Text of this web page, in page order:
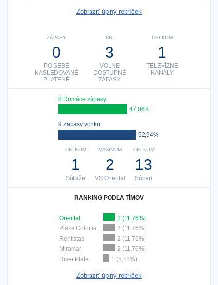
Zobraziť úplný rebríček
CELKOM
1
TELEVÍZNE
KANÁLY
DNI
3
VOĽNE
DOSTUPNÉ
ZÁPASY
ZÁPASY
0
PO SEBE
NASLEDOVANÉ
PLATENÉ
8 Domáce zápasy
47,06%
9 Zápasy vonku
52,94%
CELKOM
13
Súperi
MAXIMUM
2
VS Oriental
CELKOM
1
Súťaže
RANKING PODĽA TÍMOV
Oriental
2 (11,76%)
Plaza Colonia
2 (11,76%)
Rentistas
2 (11,76%)
Miramar
2 (11,76%)
River Plate
1 (5,88%)
Zobraziť úplný rebríček